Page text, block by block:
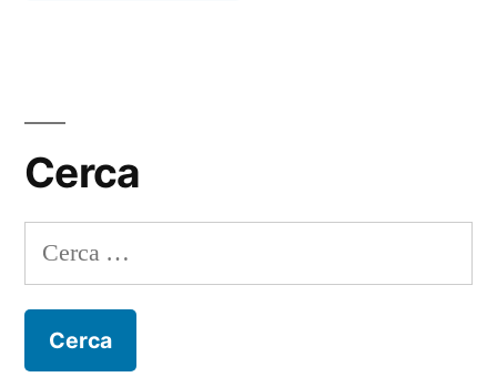
Cerca
Ricerca
per: